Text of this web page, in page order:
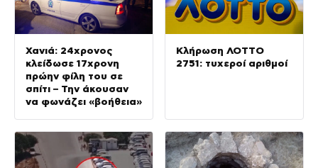
Χανιά: 24χρονος
κλείδωσε 17χρονη
πρώην φίλη του σε
σπίτι – Την άκουσαν
να φωνάζει «βοήθεια»
Κλήρωση ΛΟΤΤΟ
2751: τυχεροί αριθμοί